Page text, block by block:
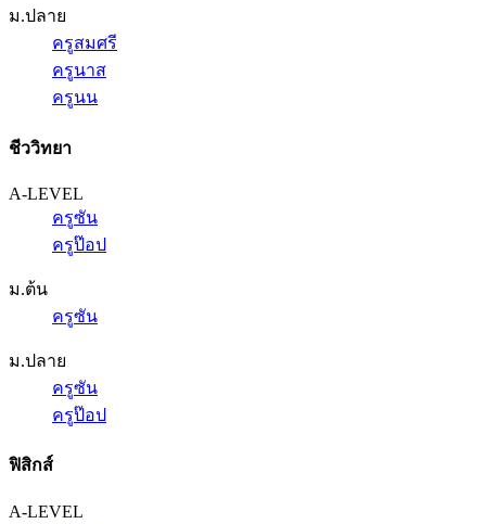
ม.ปลาย
ครูสมศรี
ครูนาส
ครูนน
ชีววิทยา
A-LEVEL
ครูซัน
ครูป๊อป
ม.ต้น
ครูซัน
ม.ปลาย
ครูซัน
ครูป๊อป
ฟิสิกส์
A-LEVEL